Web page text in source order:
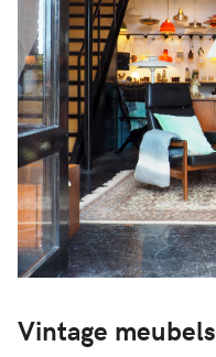
Vintage meubels